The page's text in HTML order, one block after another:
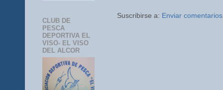
Suscribirse a: Enviar
CLUB DE
PESCA
DEPORTIVA EL
VISO- EL VISO
DEL ALCOR